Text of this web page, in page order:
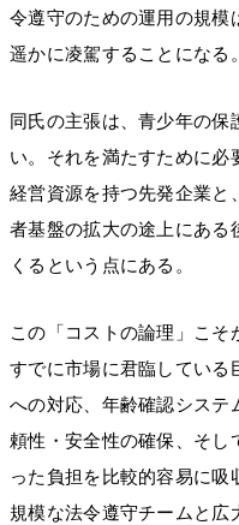
令遵守のための運用の規模
遥かに凌駕することになる。
同氏の主張は、青少年の保
い。それを満たすために必
経営資源を持つ先発企業と
者基盤の拡大の途上にある
くるという点にある。
この「コストの論理」こそ
すでに市場に君臨している
への対応、年齢確認システ
頼性・安全性の確保、そし
った負担を比較的容易に
規模な法令遵守チームと広